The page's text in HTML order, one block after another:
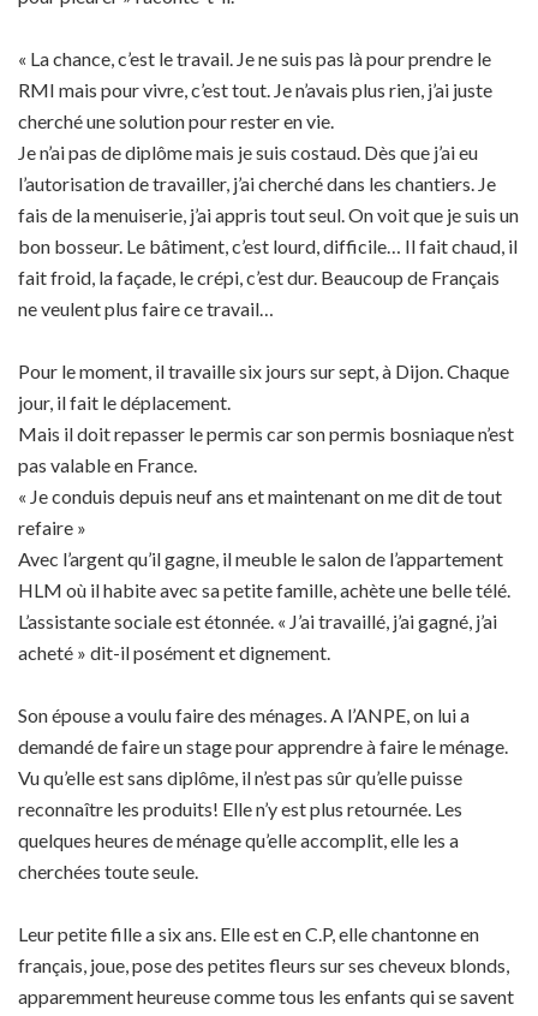
« La chance, c’est le travail. Je ne suis pas là pour prendre le
RMI mais pour vivre, c’est tout. Je n’avais plus rien, j’ai juste
cherché une solution pour rester en vie.
Je n’ai pas de diplôme mais je suis costaud. Dès que j’ai eu
l’autorisation de travailler, j’ai cherché dans les chantiers. Je
fais de la menuiserie, j’ai appris tout seul. On voit que je suis un
bon bosseur. Le bâtiment, c’est lourd, difficile… Il fait chaud, il
fait froid, la façade, le crépi, c’est dur. Beaucoup de Français
ne veulent plus faire ce travail…
Pour le moment, il travaille six jours sur sept, à Dijon. Chaque
jour, il fait le déplacement.
Mais il doit repasser le permis car son permis bosniaque n’est
pas valable en France.
« Je conduis depuis neuf ans et maintenant on me dit de tout
refaire »
Avec l’argent qu’il gagne, il meuble le salon de l’appartement
HLM où il habite avec sa petite famille, achète une belle télé.
L’assistante sociale est étonnée. « J’ai travaillé, j’ai gagné, j’ai
acheté » dit-il posément et dignement.
Son épouse a voulu faire des ménages. A l’ANPE, on lui a
demandé de faire un stage pour apprendre à faire le ménage.
Vu qu’elle est sans diplôme, il n’est pas sûr qu’elle puisse
reconnaître les produits! Elle n’y est plus retournée. Les
quelques heures de ménage qu’elle accomplit, elle les a
cherchées toute seule.
Leur petite fille a six ans. Elle est en C.P, elle chantonne en
français, joue, pose des petites fleurs sur ses cheveux blonds,
apparemment heureuse comme tous les enfants qui se savent